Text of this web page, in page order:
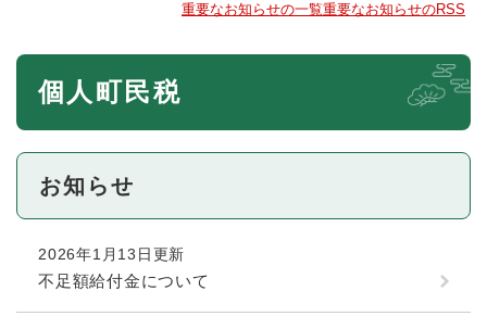
重要なお知らせの一覧重要なお知らせのRSS
本
個人町民税
お知らせ
2026年1月13日更新
不足額給付金について